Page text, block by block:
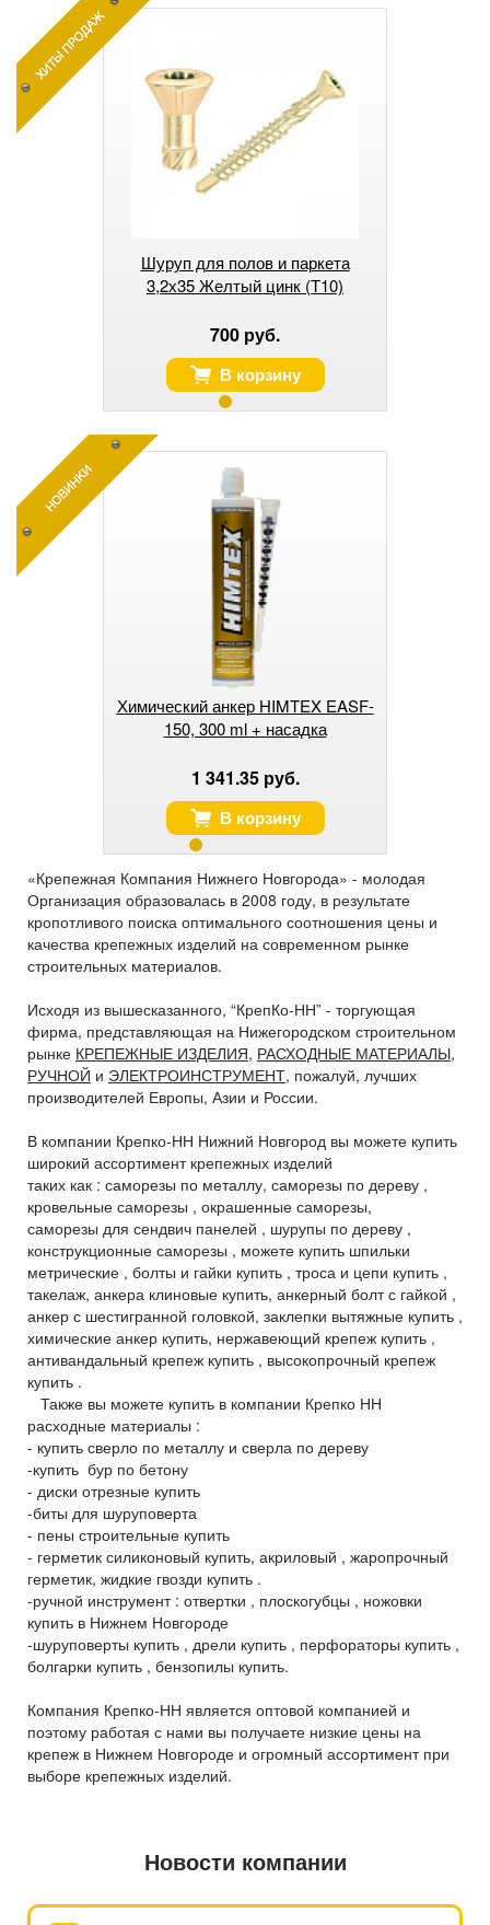
Шуруп для полов и паркета
3,2х35 Желтый цинк (Т10)
700 руб.
В корзину
Химический анкер HIMTEX EASF-
150, 300 ml + насадка
1 341.35 руб.
В корзину
«Крепежная Компания Нижнего Новгорода» - молодая
Организация образовалась в 2008 году, в результате
кропотливого поиска оптимального соотношения цены и
качества крепежных изделий на современном рынке
строительных материалов.
Исходя из вышесказанного, “КрепКо-НН” - торгующая
фирма, представляющая на Нижегородском строительном
рынке КРЕПЕЖНЫЕ ИЗДЕЛИЯ, РАСХОДНЫЕ МАТЕРИАЛЫ,
РУЧНОЙ и ЭЛЕКТРОИНСТРУМЕНТ, пожалуй, лучших
производителей Европы, Азии и России.
В компании Крепко-НН Нижний Новгород вы можете купить
широкий ассортимент крепежных изделий
таких как : саморезы по металлу, саморезы по дереву ,
кровельные саморезы , окрашенные саморезы,
саморезы для сендвич панелей , шурупы по дереву ,
конструкционные саморезы , можете купить шпильки
метрические , болты и гайки купить , троса и цепи купить ,
такелаж, анкера клиновые купить, анкерный болт с гайкой ,
анкер с шестигранной головкой, заклепки вытяжные купить ,
химические анкер купить, нержавеющий крепеж купить ,
антивандальный крепеж купить , высокопрочный крепеж
купить .
Также вы можете купить в компании Крепко НН
расходные материалы :
- купить сверло по металлу и сверла по дереву
-купить бур по бетону
- диски отрезные купить
-биты для шуруповерта
- пены строительные купить
- герметик силиконовый купить, акриловый , жаропрочный
герметик, жидкие гвозди купить .
-ручной инструмент : отвертки , плоскогубцы , ножовки
купить в Нижнем Новгороде
-шуруповерты купить , дрели купить , перфораторы купить ,
болгарки купить , бензопилы купить.
Компания Крепко-НН является оптовой компанией и
поэтому работая с нами вы получаете низкие цены на
крепеж в Нижнем Новгороде и огромный ассортимент при
выборе крепежных изделий.
Новости компании